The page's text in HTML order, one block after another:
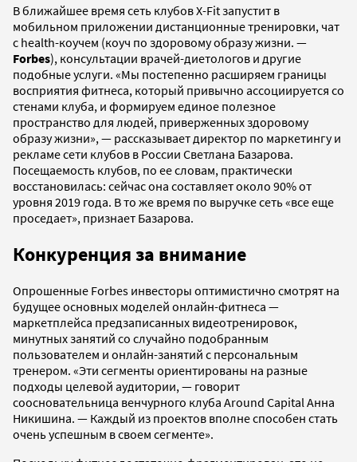
В ближайшее время сеть клубов X-Fit запустит в
мобильном приложении дистанционные тренировки, чат
с health-коучем (коуч по здоровому образу жизни. —
Forbes), консультации врачей-диетологов и другие
подобные услуги. «Мы постепенно расширяем границы
восприятия фитнеса, который привычно ассоциируется со
стенами клуба, и формируем единое полезное
пространство для людей, приверженных здоровому
образу жизни», — рассказывает директор по маркетингу и
рекламе сети клубов в России Светлана Базарова.
Посещаемость клубов, по ее словам, практически
восстановилась: сейчас она составляет около 90% от
уровня 2019 года. В то же время по выручке сеть «все еще
проседает», признает Базарова.
Конкуренция за внимание
Опрошенные Forbes инвесторы оптимистично смотрят на
будущее основных моделей онлайн-фитнеса —
маркетплейса предзаписанных видеотренировок,
минутных занятий cо случайно подобранным
пользователем и онлайн-занятий с персональным
тренером. «Эти сегменты ориентированы на разные
подходы целевой аудитории, — говорит
соосновательница венчурного клуба Around Capital Анна
Никишина. — Каждый из проектов вполне способен стать
очень успешным в своем сегменте».